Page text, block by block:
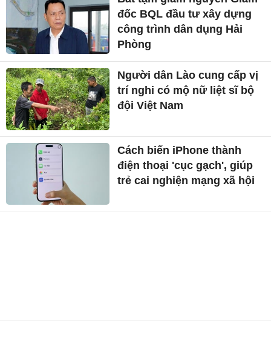
đốc BQL đầu tư xây dựng
công trình dân dụng Hải
Phòng
Người dân Lào cung cấp vị
trí nghi có mộ nữ liệt sĩ bộ
đội Việt Nam
Cách biến iPhone thành
điện thoại 'cục gạch', giúp
trẻ cai nghiện mạng xã hội